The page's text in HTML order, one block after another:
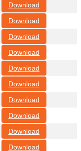
Download
Download
Download
Download
Download
Download
Download
Download
Download
Download